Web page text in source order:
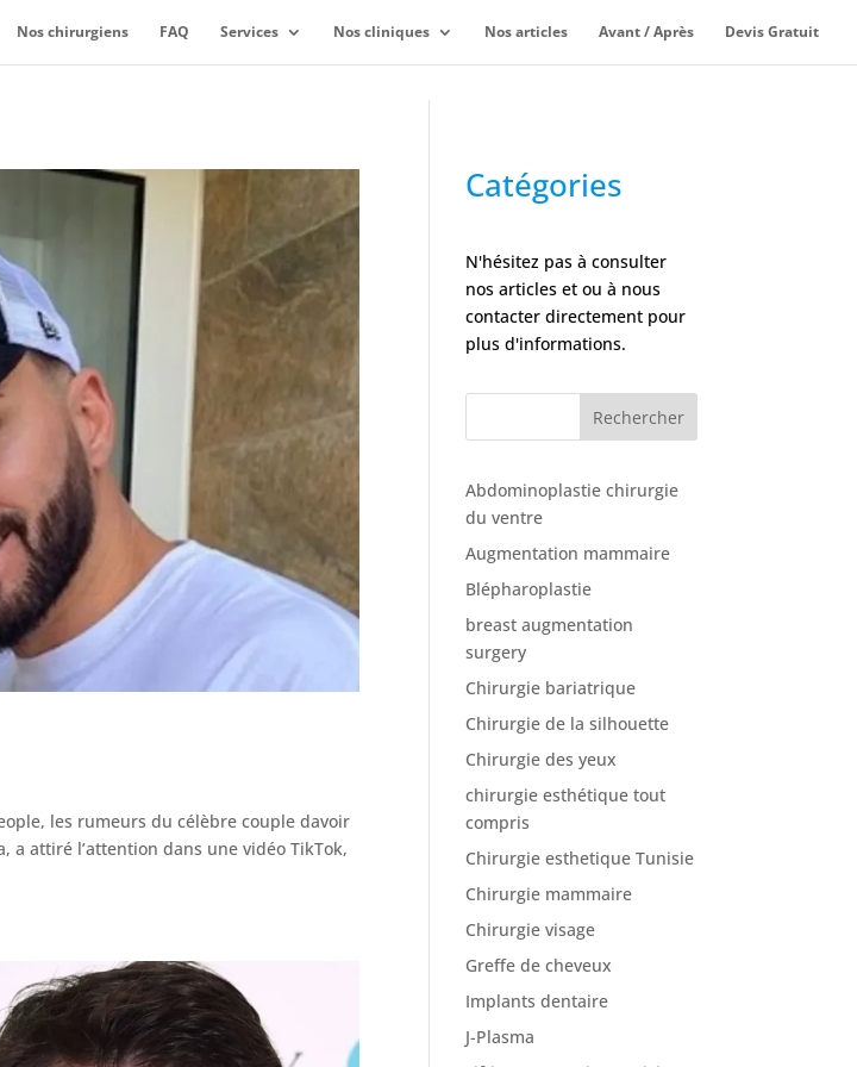
Nos chirurgiens FAQ Services Nos cliniques Nos articles Avant / Après Devis Gratuit
les rumeurs du célèbre couple davoir
attiré l’attention dans une vidéo TikTok,
Catégories
N'hésitez pas à consulter
nos articles et ou à nous
contacter directement pour
plus d'informations.
Rechercher
Abdominoplastie chirurgie
du ventre
Augmentation mammaire
Blépharoplastie
breast augmentation
surgery
Chirurgie bariatrique
Chirurgie de la silhouette
Chirurgie des yeux
chirurgie esthétique tout
compris
Chirurgie esthetique Tunisie
Chirurgie mammaire
Chirurgie visage
Greffe de cheveux
Implants dentaire
J-Plasma